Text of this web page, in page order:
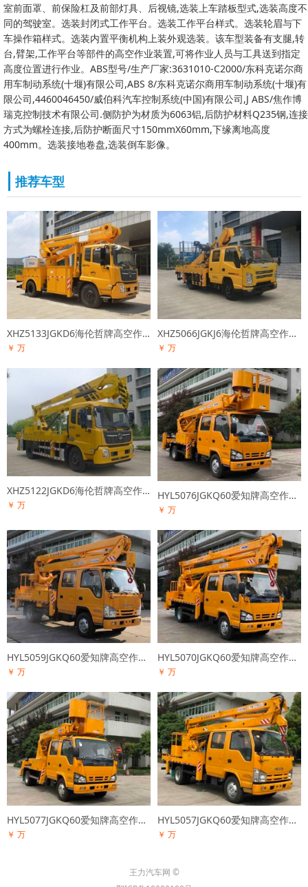
室前面罩、前保险杠及前部灯具、后视镜,选装上车踏板型式,选装高度不
同的驾驶室。选装封闭式工作平台。选装工作平台样式。选装轮眉与下
车操作箱样式。选装内置平衡机构上装外观选装。该车型装备有支腿,转
台,臂架,工作平台等部件的高空作业装置,可将作业人员与工具送到指定
高度位置进行作业。ABS型号/生产厂家:3631010-C2000/东科克诺尔商
用车制动系统(十堰)有限公司,ABS 8/东科克诺尔商用车制动系统(十堰)有
限公司,4460046450/威伯科汽车控制系统(中国)有限公司,J ABS/焦作博
瑞克控制技术有限公司.侧防护为材质为6063铝,后防护材料Q235钢,连接
方式为螺栓连接,后防护断面尺寸150mmX60mm,下缘离地高度
400mm。选装接地卷盘,选装倒车影像。
推荐车型
XHZ5133JGKD6海伦哲牌高空作业车
￥ 万
XHZ5066JGKJ6海伦哲牌高空作业车
￥ 万
XHZ5122JGKD6海伦哲牌高空作业车
￥ 万
HYL5076JGKQ60爱知牌高空作业车
￥ 万
HYL5059JGKQ60爱知牌高空作业车
￥ 万
HYL5070JGKQ60爱知牌高空作业车
￥ 万
HYL5077JGKQ60爱知牌高空作业车
￥ 万
HYL5057JGKQ60爱知牌高空作业车
￥ 万
王力汽车网 ©